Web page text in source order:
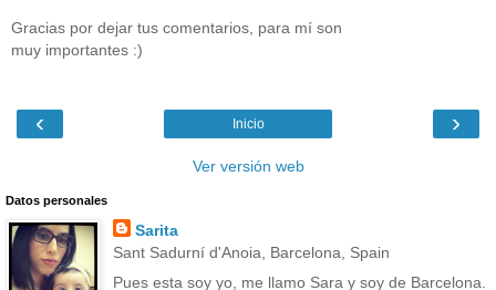
Gracias por dejar tus comentarios, para mí son
muy importantes :)
‹ ›
Inicio
Ver versión web
Datos personales
Sarita
Sant Sadurní d'Anoia, Barcelona, Spain
Pues esta soy yo, me llamo Sara y soy de Barcelona.